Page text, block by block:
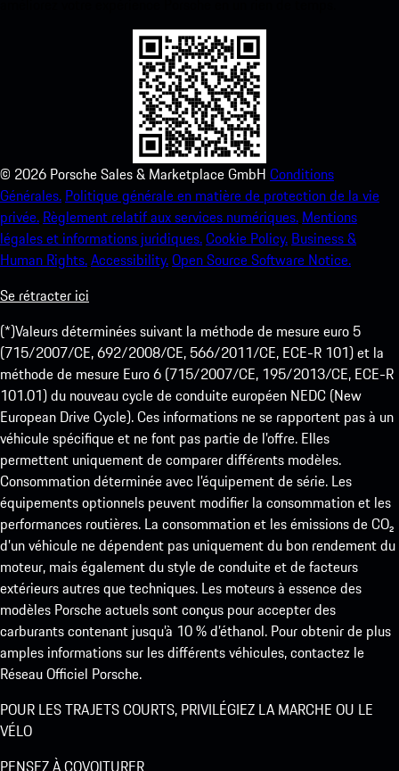
© 2026 Porsche Sales & Marketplace GmbH Conditions
Générales. Politique générale en matière de protection de la vie
privée. Règlement relatif aux services numériques. Mentions
légales et informations juridiques.Cookie Policy. Business &
Human Rights.Accessibility.Open Source Software Notice.
Se rétracter ici
(*)Valeurs déterminées suivant la méthode de mesure euro 5
(715/2007/CE, 692/2008/CE, 566/2011/CE, ECE-R 101) et la
méthode de mesure Euro 6 (715/2007/CE, 195/2013/CE, ECE-R
101.01) du nouveau cycle de conduite européen NEDC (New
European Drive Cycle). Ces informations ne se rapportent pas à un
véhicule spécifique et ne font pas partie de l’offre. Elles
permettent uniquement de comparer différents modèles.
Consommation déterminée avec l’équipement de série. Les
équipements optionnels peuvent modifier la consommation et les
performances routières. La consommation et les émissions de CO₂
d’un véhicule ne dépendent pas uniquement du bon rendement du
moteur, mais également du style de conduite et de facteurs
extérieurs autres que techniques. Les moteurs à essence des
modèles Porsche actuels sont conçus pour accepter des
carburants contenant jusqu’à 10 % d’éthanol. Pour obtenir de plus
amples informations sur les différents véhicules, contactez le
Réseau Officiel Porsche.
POUR LES TRAJETS COURTS, PRIVILÉGIEZ LA MARCHE OU LE
VÉLO
PENSEZ À COVOITURER